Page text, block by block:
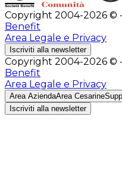
Copyright 2004-2026 ©
Benefit
Area Legale e Privacy
Iscriviti alla newsletter
Copyright 2004-2026 ©
Benefit
Area Legale e Privacy
Area AziendaArea Cesarine
Iscriviti alla newsletter